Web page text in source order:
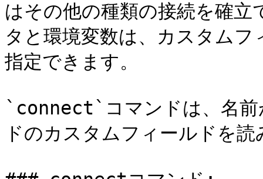
はその他の種類の接続を確
タと環境変数は、カスタム
指定できます。
`connect`コマンドは、名
ドのカスタムフィールドを